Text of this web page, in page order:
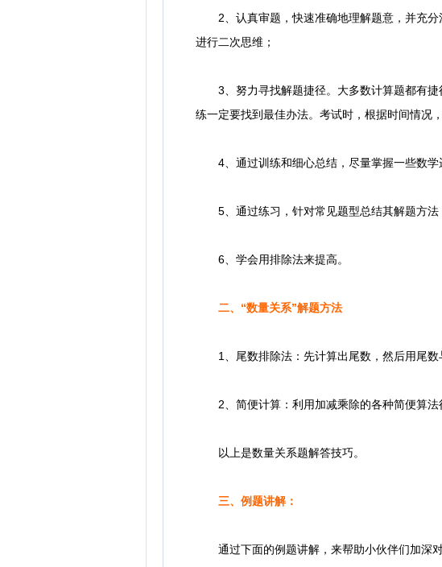
2、认真审题，快速准确地理解题意，并充分
进行二次思维；
3、努力寻找解题捷径。大多数计算题都有捷
练一定要找到最佳办法。考试时，根据时间情况
4、通过训练和细心总结，尽量掌握一些数学
5、通过练习，针对常见题型总结其解题方法
6、学会用排除法来提高。
二、“数量关系”解题方法
1、尾数排除法：先计算出尾数，然后用尾数
2、简便计算：利用加减乘除的各种简便算法
以上是数量关系题解答技巧。
三、例题讲解：
通过下面的例题讲解，来帮助小伙伴们加深对